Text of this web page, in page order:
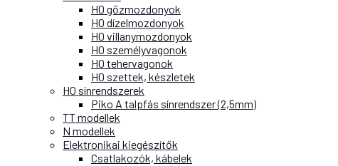
H0 gőzmozdonyok
H0 dízelmozdonyok
H0 villanymozdonyok
H0 személyvagonok
H0 tehervagonok
H0 szettek, készletek
H0 sínrendszerek
Piko A talpfás sínrendszer (2,5mm)
TT modellek
N modellek
Elektronikai kiegészítők
Csatlakozók, kábelek